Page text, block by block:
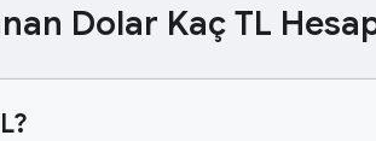
Dolar Kaç TL